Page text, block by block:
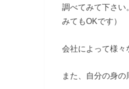
調べてみて下さい
みてもOKです）
会社によって様々
また、自分の身の